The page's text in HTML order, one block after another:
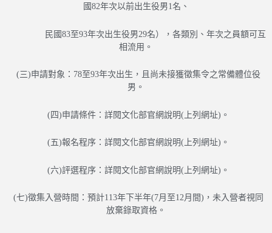
國82年次以前出生役男1名、
民國83至93年次出生役男29名），各類別、年次之員額可互
相流用。
(三)申請對象：78至93年次出生，且尚未接獲徵集令之常備體位役
男。
(四)申請條件：詳閱文化部官網說明(上列網址)。
(五)報名程序：詳閱文化部官網說明(上列網址)。
(六)評選程序：詳閱文化部官網說明(上列網址)。
(七)徵集入營時間：預計113年下半年(7月至12月間)，未入營者視同
放棄錄取資格。